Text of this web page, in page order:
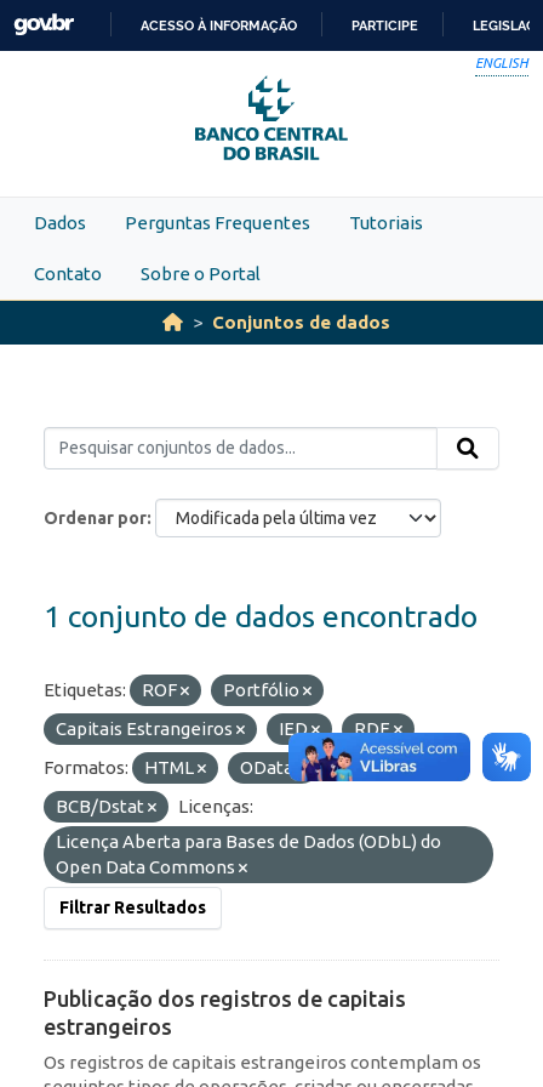
Skip to main content
PARA
O
CONTEÚDO
ACESSO À INFORMAÇÃO PARTICIPE
ENGLISH
Dados Perguntas Frequentes Tutoriais
Contato Sobre o Portal
Conjuntos de dados
Ordenar por
1 conjunto de dados encontrado
Etiquetas: ROF
Portfólio
Capitais Estrangeiros
IED
RDE
Formatos:
HTML OData
Organizações:
BCB/Dstat
Licenças:
Licença Aberta para Bases de Dados (ODbL) do
Open Data Commons
Filtrar Resultados
Publicação dos registros de capitais
estrangeiros
Os registros de capitais estrangeiros contemplam os